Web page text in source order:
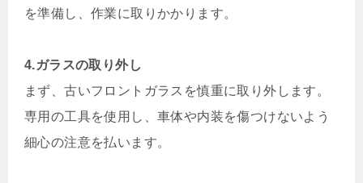
を準備し、作業に取りかかります。
4.ガラスの取り外し
まず、古いフロントガラスを慎重に取り外します。
専用の工具を使用し、車体や内装を傷つけないよう
細心の注意を払います。